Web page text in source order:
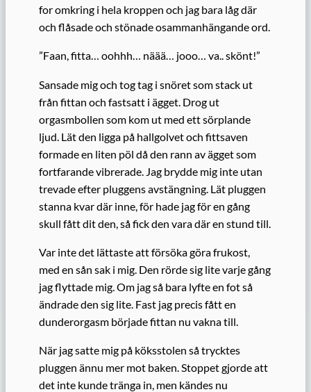
for omkring i hela kroppen och jag bara låg där
och flåsade och stönade osammanhängande ord.
”Faan, fitta… oohhh… näää… jooo… va.. skönt!”
Sansade mig och tog tag i snöret som stack ut
från fittan och fastsatt i ägget. Drog ut
orgasmbollen som kom ut med ett sörplande
ljud. Lät den ligga på hallgolvet och fittsaven
formade en liten pöl då den rann av ägget som
fortfarande vibrerade. Jag brydde mig inte utan
trevade efter pluggens avstängning. Lät pluggen
stanna kvar där inne, för hade jag för en gång
skull fått dit den, så fick den vara där en stund till.
Var inte det lättaste att försöka göra frukost,
med en sån sak i mig. Den rörde sig lite varje gång
jag flyttade mig. Om jag så bara lyfte en fot så
ändrade den sig lite. Fast jag precis fått en
dunderorgasm började fittan nu vakna till.
När jag satte mig på köksstolen så trycktes
pluggen ännu mer mot baken. Stoppet gjorde att
det inte kunde tränga in, men kändes nu